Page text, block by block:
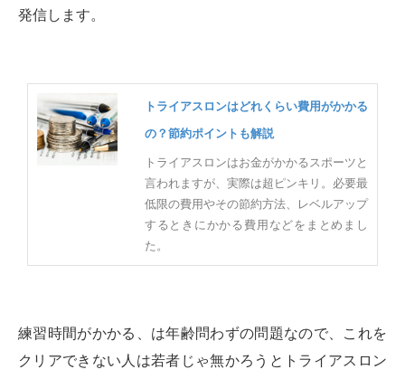
発信します。
トライアスロンはどれくらい費用がかかる
の？節約ポイントも解説
トライアスロンはお金がかかるスポーツと
言われますが、実際は超ピンキリ。必要最
低限の費用やその節約方法、レベルアップ
するときにかかる費用などをまとめまし
た。
練習時間がかかる、は年齢問わずの問題なので、これを
クリアできない人は若者じゃ無かろうとトライアスロン